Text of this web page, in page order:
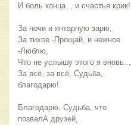
И боль конца.., и счастья крик!
За ночи и янтарную зарю,
За тихое -Прощай, и нежное
-Люблю,
Что не услышу этого я вновь...
За всё, за всё, Судьба,
благодарю!
Благодарю, Судьба, что
позвалА друзей,